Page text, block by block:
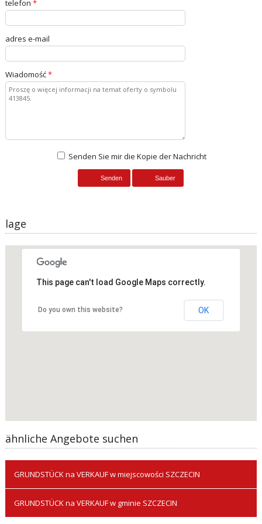
telefon *
adres e-mail
Wiadomość*
Senden Sie mir die Kopie der Nachricht
lage
This page can't load Google Maps correctly.
Do you own this website? OK
ähnliche Angebote suchen
GRUNDSTÜCK na VERKAUF w miejscowości SZCZECIN
GRUNDSTÜCK na VERKAUF w gminie SZCZECIN